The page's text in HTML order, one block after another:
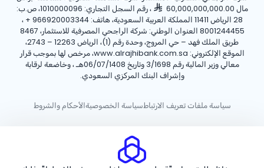
مال 60,000,000,000.00
، رقم السجل التجاري: 1010000096، ص.ب:
28 الرياض 11411 المملكة العربية السعودية، هاتف:
+ 966920003344 ،
8001244455 العنوان الوطني: شركة الراجحي المصرفية للاستثمار، 8467
طريق الملك فهد – حي المروج، وحدة رقم (1)، الرياض 12263 – 2743،
الموقع الإلكتروني: www.alrajhibank.com.sa، مرخص لها بموجب قرار
معالي وزير المالية رقم 3/1698 وتاريخ 06/07/1408هـ ، وخاضعة لرقابة
وإشراف البنك المركزي السعودي.
سياسة ملفات تعريف الارتباطسياسة الخصوصيةالأحكام والشروط